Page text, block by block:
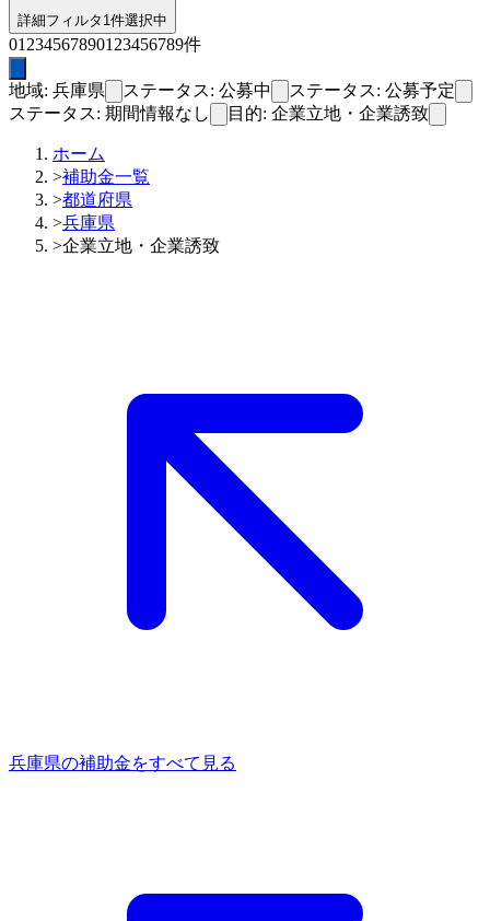
詳細フィルタ 1件選択中
01 2345678901 23456789件
地域: 兵庫県 ステータス: 公募中
ステータス: 公募予定
ステータス: 期間情報なし
目的: 企業立地・企業誘致
ホーム
>補助金一覧
>都道府県
>兵庫県
>企業立地・企業誘致
兵庫県の補助金をすべて見る